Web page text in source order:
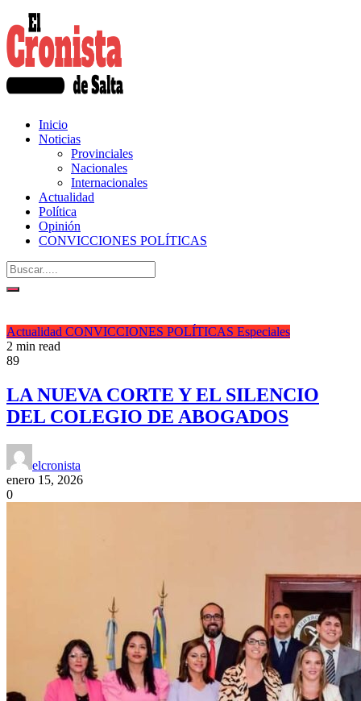
Inicio
Noticias
Provinciales
Nacionales
Internacionales
Actualidad
Política
Opinión
CONVICCIONES POLÍTICAS
Actualidad CONVICCIONES POLÍTICAS Especiales
2 min read
89
LA NUEVA CORTE Y EL SILENCIO
DEL COLEGIO DE ABOGADOS
elcronista
enero 15, 2026
0